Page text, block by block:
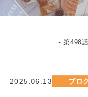
第498
2025.06.13 ブロ